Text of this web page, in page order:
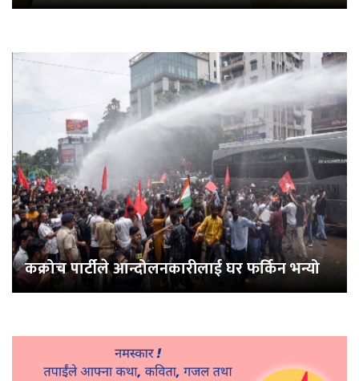
कक्रोच पार्टीले आन्दोलनकारीलाई घर फर्किन भन्यो